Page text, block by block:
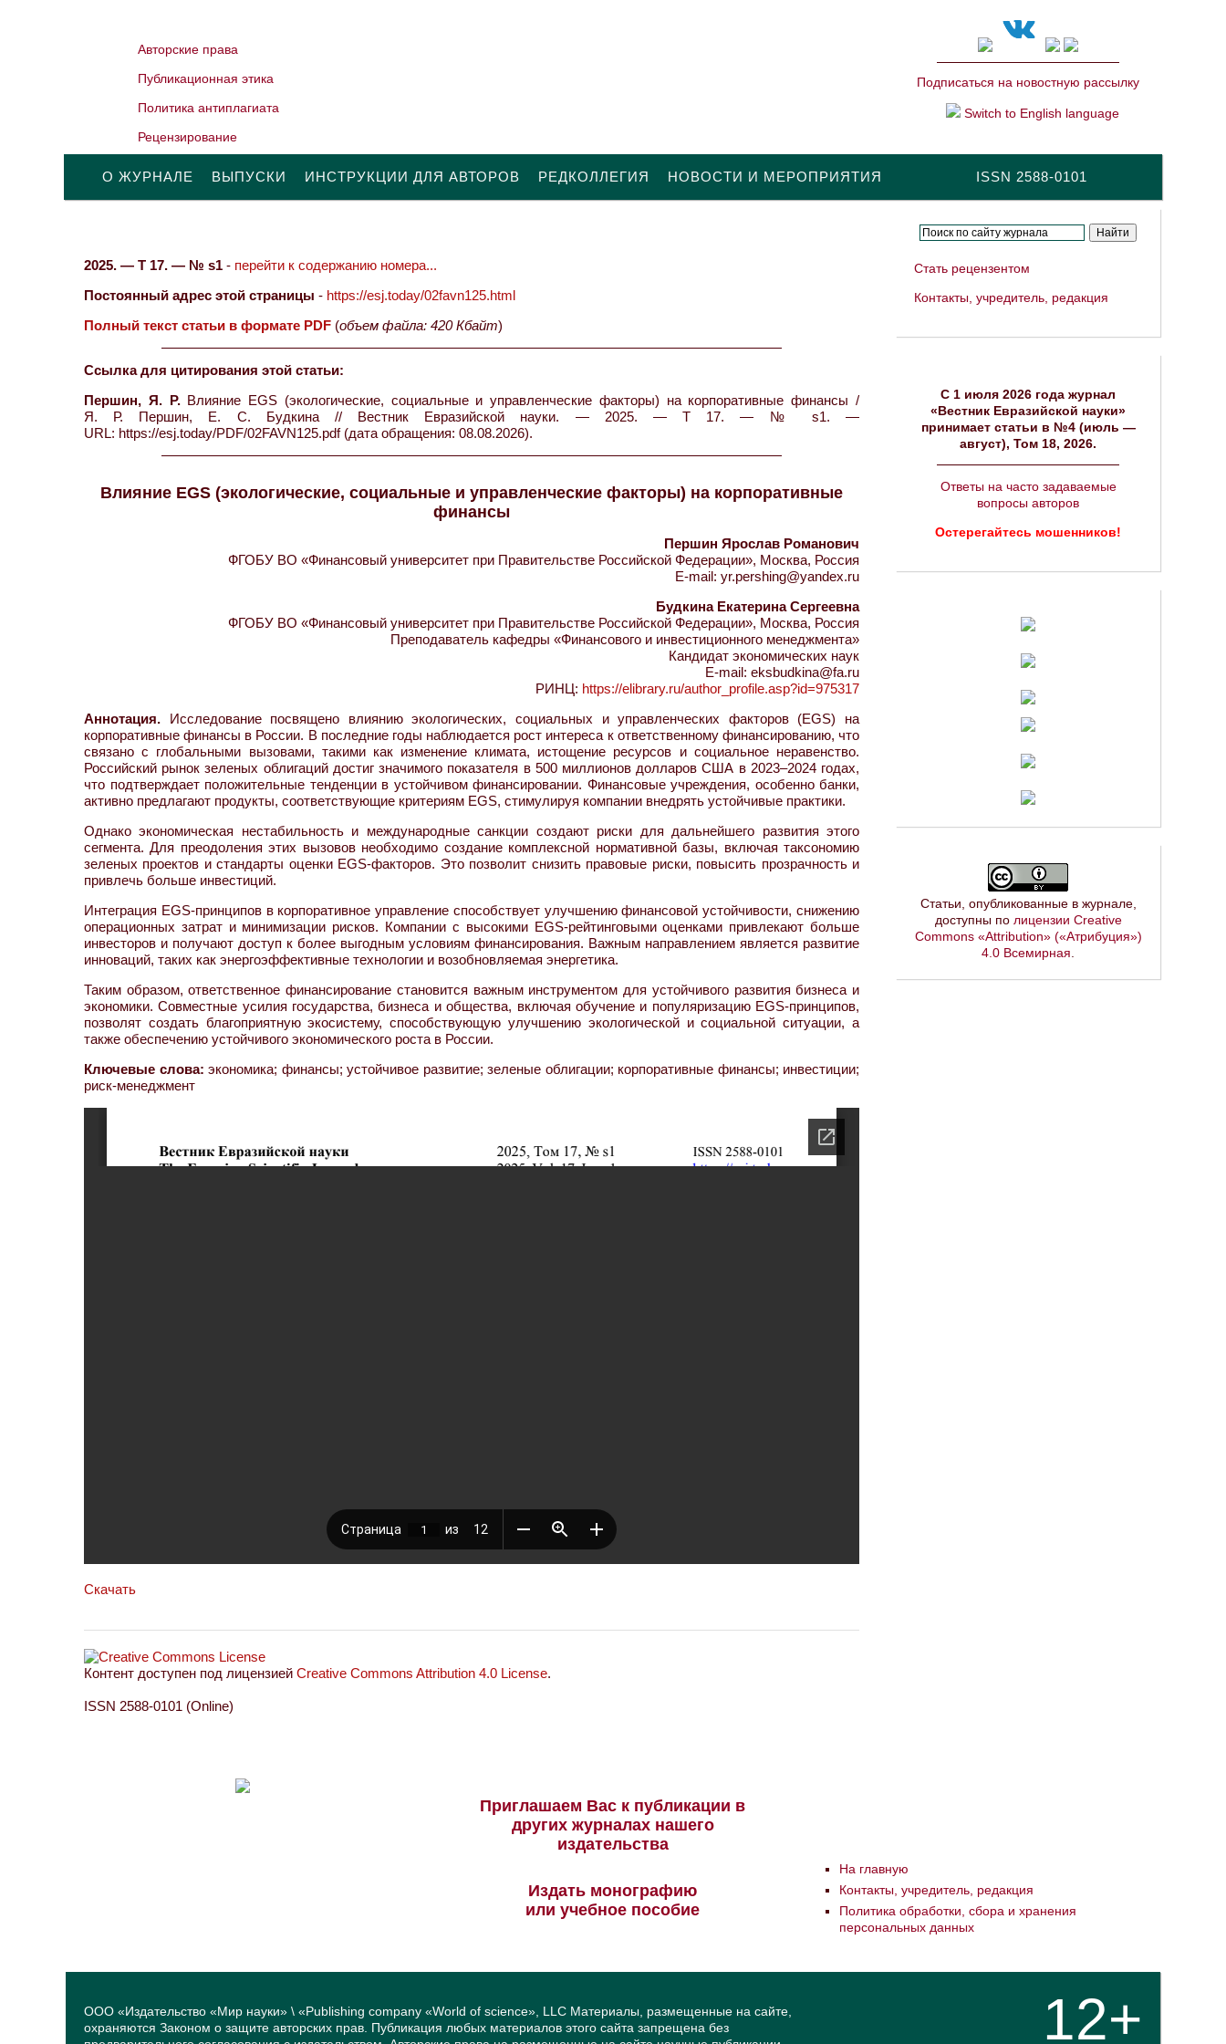
Авторские права
Публикационная этика
Политика антиплагиата
Рецензирование
Подписаться на новостную рассылку
Switch to English language
ISSN 2588-0101
О ЖУРНАЛЕ ВЫПУСКИ ИНСТРУКЦИИ ДЛЯ АВТОРОВ РЕДКОЛЛЕГИЯ НОВОСТИ И МЕРОПРИЯТИЯ
2025. — Т 17. — № s1 - перейти к содержанию номера...
Постоянный адрес этой страницы - https://esj.today/02favn125.html
Полный текст статьи в формате PDF (объем файла: 420 Кбайт)
Ссылка для цитирования этой статьи:
Першин, Я. Р.Влияние EGS (экологические, социальные и управленческие факторы) на корпоративные финансы /
Я. Р. Першин, Е. С. Будкина // Вестник Евразийской науки. — 2025. — Т 17. — № s1. —
URL: https://esj.today/PDF/02FAVN125.pdf (дата обращения: 08.08.2026).
Влияние EGS (экологические, социальные и управленческие факторы) на корпоративные
финансы
Першин Ярослав Романович
ФГОБУ ВО «Финансовый университет при Правительстве Российской Федерации», Москва, Россия
E-mail: yr.pershing@yandex.ru
Будкина Екатерина Сергеевна
ФГОБУ ВО «Финансовый университет при Правительстве Российской Федерации», Москва, Россия
Преподаватель кафедры «Финансового и инвестиционного менеджмента»
Кандидат экономических наук
E-mail: eksbudkina@fa.ru
РИНЦ: https://elibrary.ru/author_profile.asp?id=975317
Аннотация. Исследование посвящено влиянию экологических, социальных и управленческих факторов (EGS) на
корпоративные финансы в России. В последние годы наблюдается рост интереса к ответственному финансированию, что
связано с глобальными вызовами, такими как изменение климата, истощение ресурсов и социальное неравенство.
Российский рынок зеленых облигаций достиг значимого показателя в 500 миллионов долларов США в 2023–2024 годах,
что подтверждает положительные тенденции в устойчивом финансировании. Финансовые учреждения, особенно банки,
активно предлагают продукты, соответствующие критериям EGS, стимулируя компании внедрять устойчивые практики.
Однако экономическая нестабильность и международные санкции создают риски для дальнейшего развития этого
сегмента. Для преодоления этих вызовов необходимо создание комплексной нормативной базы, включая таксономию
зеленых проектов и стандарты оценки EGS-факторов. Это позволит снизить правовые риски, повысить прозрачность и
привлечь больше инвестиций.
Интеграция EGS-принципов в корпоративное управление способствует улучшению финансовой устойчивости, снижению
операционных затрат и минимизации рисков. Компании с высокими EGS-рейтинговыми оценками привлекают больше
инвесторов и получают доступ к более выгодным условиям финансирования. Важным направлением является развитие
инноваций, таких как энергоэффективные технологии и возобновляемая энергетика.
Таким образом, ответственное финансирование становится важным инструментом для устойчивого развития бизнеса и
экономики. Совместные усилия государства, бизнеса и общества, включая обучение и популяризацию EGS-принципов,
позволят создать благоприятную экосистему, способствующую улучшению экологической и социальной ситуации, а
также обеспечению устойчивого экономического роста в России.
Ключевые слова: экономика; финансы; устойчивое развитие; зеленые облигации; корпоративные финансы; инвестиции;
риск-менеджмент
Скачать
Контент доступен под лицензией Creative Commons Attribution 4.0 License.
ISSN 2588-0101 (Online)
Стать рецензентом
Контакты, учредитель, редакция
C 1 июля 2026 года журнал
«Вестник Евразийской науки»
принимает статьи в №4 (июль —
август), Том 18, 2026.
Ответы на часто задаваемые
вопросы авторов
Остерегайтесь мошенников!
Статьи, опубликованные в журнале,
доступны по лицензии Creative
Commons «Attribution» («Атрибуция»)
4.0 Всемирная
Приглашаем Вас к публикации в
других журналах нашего
издательства
Издать монографию
или учебное пособие
На главную
Контакты, учредитель, редакция
Политика обработки, сбора и хранения
персональных данных
ООО «Издательство «Мир науки» \ «Publishing company «World of science», LLC Материалы, размещенные на сайте,
охраняются Законом о защите авторских прав. Публикация любых материалов этого сайта запрещена без
12+